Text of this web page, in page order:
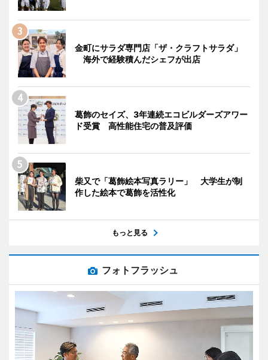
金町にサラダ専門店「ザ・クラフトサラダ」
海外で経験積んだシェフが出店
葛飾のセイズ、3年連続エコビルダーズアワー
ド受賞 高性能住宅の普及評価
柴又で「葛飾絵本写真ラリー」 大学生が制
作した絵本で葛飾を活性化
もっと見る
フォトフラッシュ